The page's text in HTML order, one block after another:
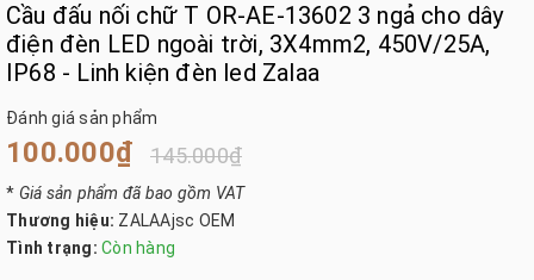
Cầu đấu nối chữ T OR-AE-13602 3 ngả cho dây
điện đèn LED ngoài trời, 3X4mm2, 450V/25A,
IP68 - Linh kiện đèn led Zalaa
Đánh giá sản phẩm
100.000₫ 145.000₫
* Giá sản phẩm đã bao gồm VAT
Thương hiệu: ZALAAjsc OEM
Tình trạng: Còn hàng